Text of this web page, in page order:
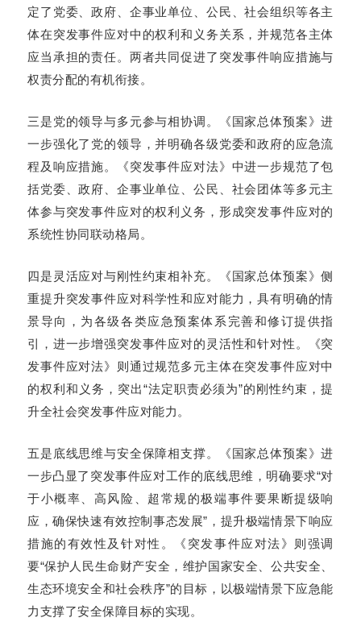
定了党委、政府、企事业单位、公民、社会组织等各主
体在突发事件应对中的权利和义务关系，并规范各主体
应当承担的责任。两者共同促进了突发事件响应措施与
权责分配的有机衔接。
三是党的领导与多元参与相协调。《国家总体预案》进
一步强化了党的领导，并明确各级党委和政府的应急流
程及响应措施。《突发事件应对法》中进一步规范了包
括党委、政府、企事业单位、公民、社会团体等多元主
体参与突发事件应对的权利义务，形成突发事件应对的
系统性协同联动格局。
四是灵活应对与刚性约束相补充。《国家总体预案》侧
重提升突发事件应对科学性和应对能力，具有明确的情
景导向，为各级各类应急预案体系完善和修订提供指
引，进一步增强突发事件应对的灵活性和针对性。《突
发事件应对法》则通过规范多元主体在突发事件应对中
的权利和义务，突出“法定职责必须为”的刚性约束，提
升全社会突发事件应对能力。
五是底线思维与安全保障相支撑。《国家总体预案》进
一步凸显了突发事件应对工作的底线思维，明确要求“对
于小概率、高风险、超常规的极端事件要果断提级响
应，确保快速有效控制事态发展”，提升极端情景下响应
措施的有效性及针对性。《突发事件应对法》则强调
要“保护人民生命财产安全，维护国家安全、公共安全、
生态环境安全和社会秩序”的目标，以极端情景下应急能
力支撑了安全保障目标的实现。